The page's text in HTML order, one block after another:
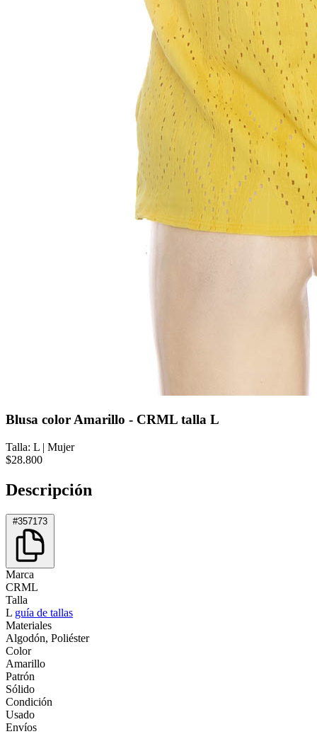
Blusa color Amarillo - CRML talla L
Talla: L | Mujer
$28.800
Descripción
#357173
Marca
CRML
Talla
L guía de tallas
Materiales
Algodón, Poliéster
Color
Amarillo
Patrón
Sólido
Condición
Usado
Envíos